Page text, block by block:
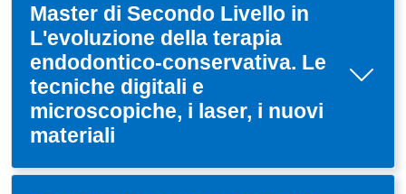
Master di Secondo Livello in
L'evoluzione della terapia
endodontico-conservativa. Le
tecniche digitali e
microscopiche, i laser, i nuovi
materiali